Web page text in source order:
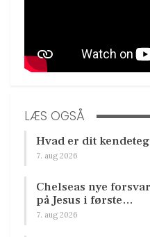
LÆS OGSÅ
Hvad er dit
7. aug 2026
Chelseas nye
på Jesus i første…
7. aug 2026